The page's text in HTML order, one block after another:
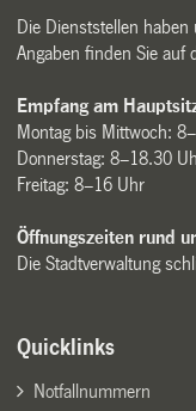
Die Dienststellen
Angaben finden Sie auf
Empfang am
Montag bis Mittwoch:
Donnerstag: 8–18.30
Freitag: 8–16 Uhr
Öffnungszeiten rund
Die Stadtverwaltung
Quicklinks
Notfallnummern